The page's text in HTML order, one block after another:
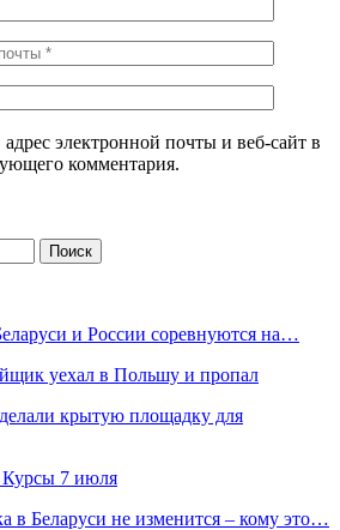
электронной почты и веб-сайт в
комментария.
и России соревнуются на…
уехал в Польшу и пропал
крытую площадку для
Курсы 7 июля
в Беларуси не изменится – кому это…